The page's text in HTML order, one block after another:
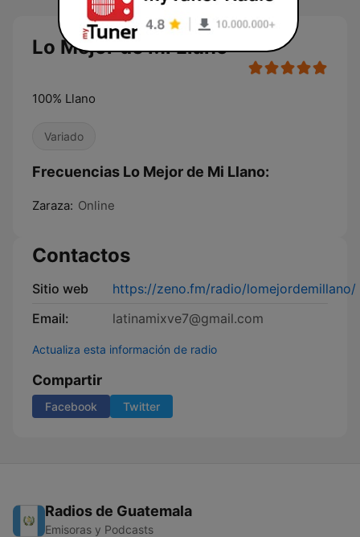
Lo Mejor de Mi Llano
100% Llano
Variado
Frecuencias Lo Mejor de Mi Llano:
Zaraza: Online
Contactos
Sitio web
https://zeno.fm/radio/lomejordemillano/
Email:
latinamixve7@gmail.com
Actualiza esta información de radio
Compartir
Facebook Twitter
Radios de Guatemala
Emisoras y Podcasts